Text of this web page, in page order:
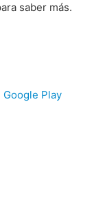
saber más.
Google Play